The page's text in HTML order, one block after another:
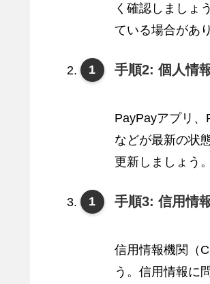
く確認しましょ
ている場合があ
手順2: 個人情
PayPayアプリ
などが最新の状
更新しましょう。
手順3: 信用情
信用情報機関（
う。信用情報に